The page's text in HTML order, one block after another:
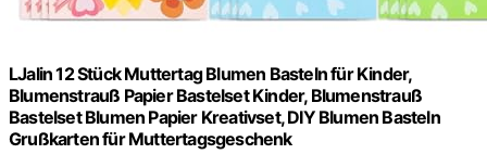
LJalin 12 Stück Muttertag Blumen Basteln für Kinder,
Blumenstrauß Papier Bastelset Kinder, Blumenstrauß
Bastelset Blumen Papier Kreativset, DIY Blumen Basteln
Grußkarten für Muttertagsgeschenk